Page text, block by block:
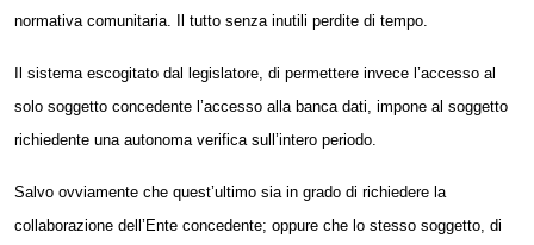
normativa comunitaria. Il tutto senza inutili perdite di tempo.
Il sistema escogitato dal legislatore, di permettere invece l’accesso al
solo soggetto concedente l’accesso alla banca dati, impone al soggetto
richiedente una autonoma verifica sull’intero periodo.
Salvo ovviamente che quest’ultimo sia in grado di richiedere la
collaborazione dell’Ente concedente; oppure che lo stesso soggetto, di